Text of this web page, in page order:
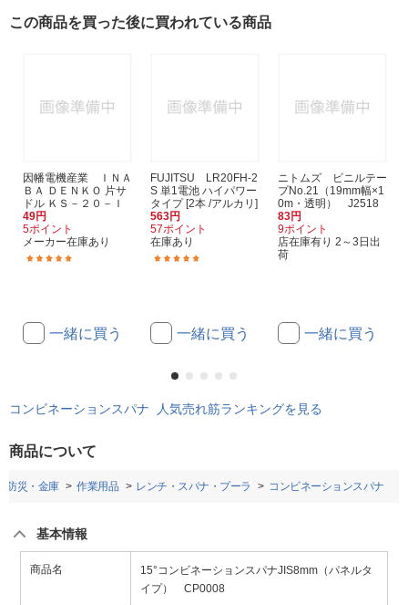
この商品を買った後に買われている商品
因幡電機産業 ＩＮＡ
ＢＡ ＤＥＮＫＯ 片サ
ドル ＫＳ－２０－Ｉ
49円
5ポイント
メーカー在庫あり
一緒に買う
FUJITSU LR20FH-2
S 単1電池 ハイパワー
タイプ [2本 /アルカリ]
563円
57ポイント
在庫あり
一緒に買う
ニトムズ ビニルテー
プNo.21（19mm幅×1
0m・透明） J2518
83円
9ポイント
店在庫有り 2～3日出
荷
一緒に買う
コンビネーションスパナ 人気売れ筋ランキングを見る
商品について
防災・金庫 作業用品 レンチ・スパナ・プーラ コンビネーションスパナ
基本情報
商品名
15°コンビネーションスパナJIS8mm（パネルタ
イプ） CP0008